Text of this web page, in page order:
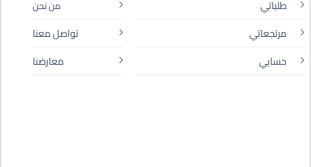
طلباتي
مرتجعاتي
حسابي
من نحن
تواصل معنا
معارضنا